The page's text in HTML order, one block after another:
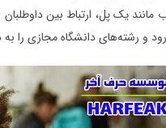
یک پل، ارتباط بین
رشته‌های دانشگاه مجازی را به